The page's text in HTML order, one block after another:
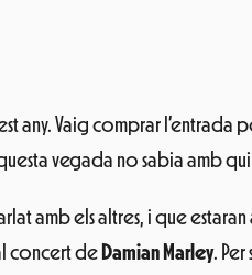
any. Vaig comprar l’entrada
vegada no sabia amb
amb els altres, i que
concert de Damian Marley.